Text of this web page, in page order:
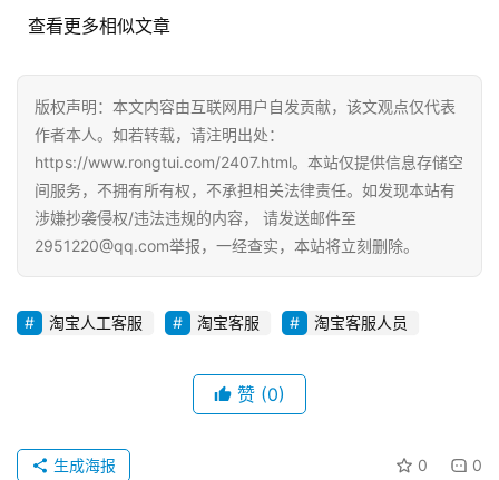
运
营
直
播
带
货
注册
  查看更多相似文章
版权声明：本文内容由互联网用户自发贡献，该文观点仅代表
作者本人。如若转载，请注明出处：
https://www.rongtui.com/2407.html。本站仅提供信息存储空
间服务，不拥有所有权，不承担相关法律责任。如发现本站有
涉嫌抄袭侵权/违法违规的内容， 请发送邮件至
2951220@qq.com举报，一经查实，本站将立刻删除。
淘宝人工客服 淘宝客服 淘宝客服人员
赞 (0)
0 0
生成海报